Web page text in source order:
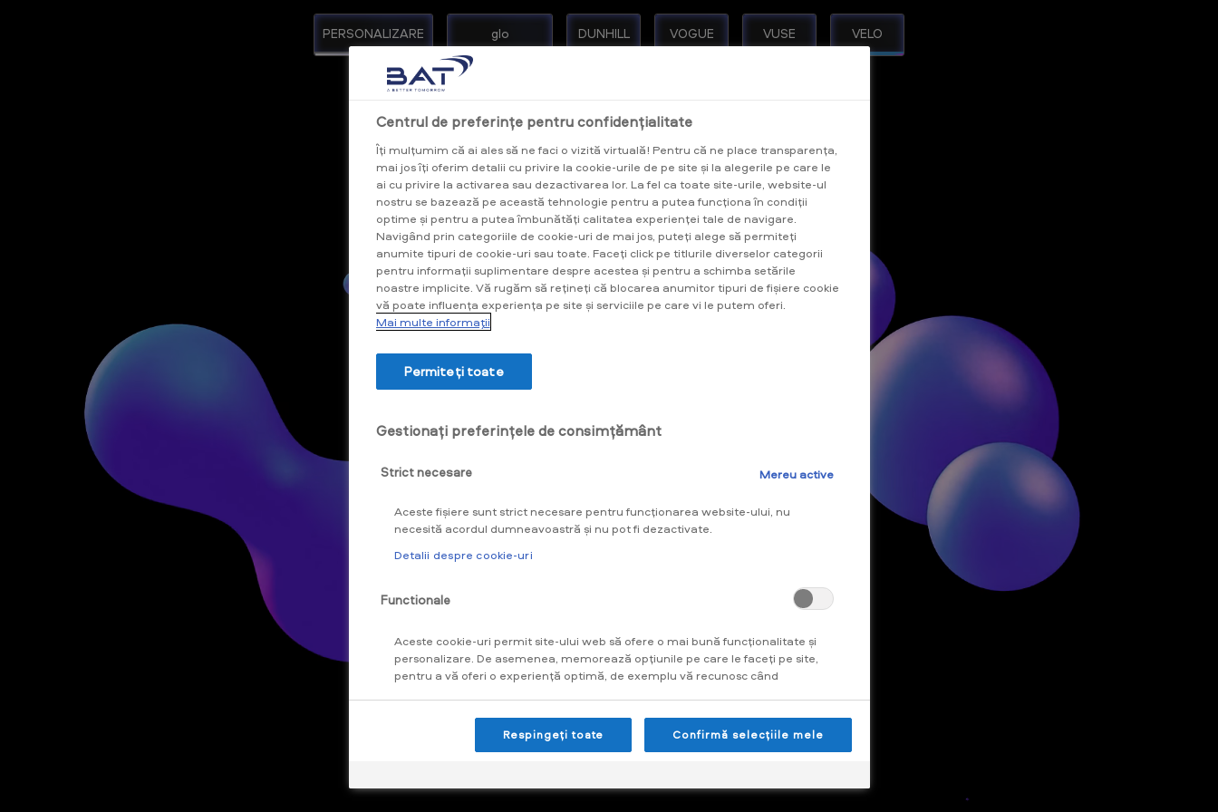
PERSONALIZARE glo DUNHILL VOGUE VUSE VELO
Acest meniu se adresează exclusiv
persoanelor fizice, consumatoare de
produse din tutun sau nicotină, care
au împlinit vârstă de 18 ani.
Centrul de preferințe pentru confidențialitate
Îți mulțumim că ai ales să ne faci o vizită virtuală! Pentru că ne place transparența,
mai jos îți oferim detalii cu privire la cookie-urile de pe site și la alegerile pe care le
ai cu privire la activarea sau dezactivarea lor. La fel ca toate site-urile, website-ul
nostru se bazează pe această tehnologie pentru a putea funcționa în condiții
optime și pentru a putea îmbunătăți calitatea experienței tale de navigare.
Navigând prin categoriile de cookie-uri de mai jos, puteți alege să permiteți
anumite tipuri de cookie-uri sau toate. Faceți click pe titlurile diverselor categorii
pentru informații suplimentare despre acestea și pentru a schimba setările
noastre implicite. Vă rugăm să rețineți că blocarea anumitor tipuri de fișiere cookie
vă poate influența experiența pe site și serviciile pe care vi le putem oferi.
Mai multe informaţii
Permiteți toate
Gestionați preferințele de consimțământ
Strict necesare Mereu active
Aceste fișiere sunt strict necesare pentru funcționarea website-ului, nu
necesită acordul dumneavoastră și nu pot fi dezactivate.
Detalii despre cookie-uri‎
Functionale
Aceste cookie-uri permit site-ului web să ofere o mai bună funcționalitate și
personalizare. De asemenea, memorează opțiunile pe care le faceți pe site,
pentru a vă oferi o experiență optimă, de exemplu vă recunosc când
Detalii despre cookie-uri‎
Respingeți toate Confirmă selecțiile mele